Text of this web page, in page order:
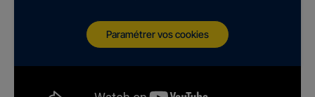
Paramétrer vos cookies